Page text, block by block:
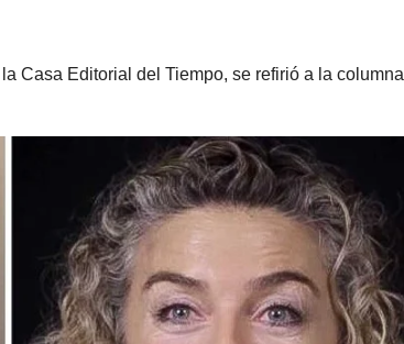
Casa Editorial del Tiempo, se refirió a la columna